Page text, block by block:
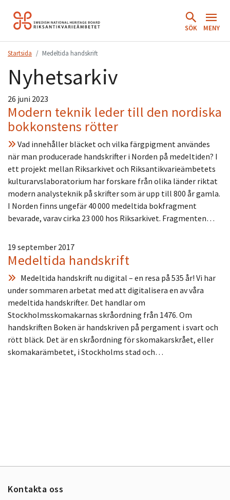
Hoppa
till
SÖK MENY
Startsida Medeltida handskrift
Nyhetsarkiv
26 juni 2023
Modern teknik leder till den nordiska
bokkonstens rötter
Vad innehåller bläcket och vilka färgpigment användes
när man producerade handskrifter i Norden på medeltiden? I
ett projekt mellan Riksarkivet och Riksantikvarieämbetets
kulturarvslaboratorium har forskare från olika länder riktat
modern analysteknik på skrifter som är upp till 800 år gamla.
I Norden finns ungefär 40 000 medeltida bokfragment
bevarade, varav cirka 23 000 hos Riksarkivet. Fragmenten…
19 september 2017
Medeltida handskrift
Medeltida handskrift nu digital – en resa på 535 år! Vi har
under sommaren arbetat med att digitalisera en av våra
medeltida handskrifter. Det handlar om
Stockholmsskomakarnas skråordning från 1476. Om
handskriften Boken är handskriven på pergament i svart och
rött bläck. Det är en skråordning för skomakarskrået, eller
skomakarämbetet, i Stockholms stad och…
Kontakta oss